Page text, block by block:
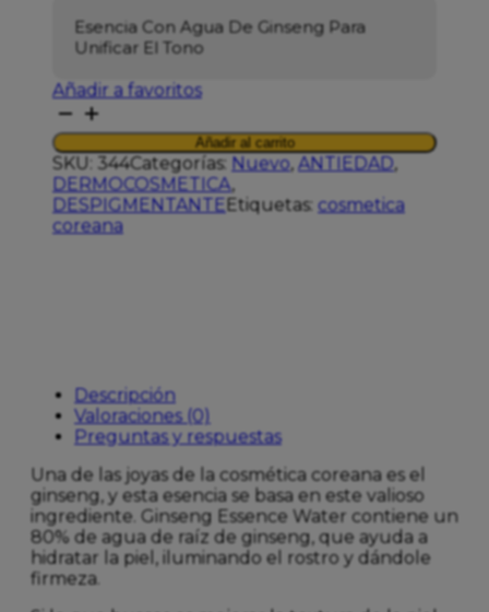
Esencia Con Agua De Ginseng Para
Unificar El Tono
Añadir a favoritos
BOJ
GINGSEN
ESENCE
WATER
cantidad
Añadir al carrito
SKU: 344Categorías: Nuevo, ANTIEDAD,
DERMOCOSMETICA,
DESPIGMENTANTEEtiquetas: cosmetica
coreana
Descripción
Valoraciones (0)
Preguntas y respuestas
Una de las joyas de la cosmética coreana es el
ginseng, y esta esencia se basa en este valioso
ingrediente. Ginseng Essence Water contiene un
80% de agua de raíz de ginseng, que ayuda a
hidratar la piel, iluminando el rostro y dándole
firmeza.